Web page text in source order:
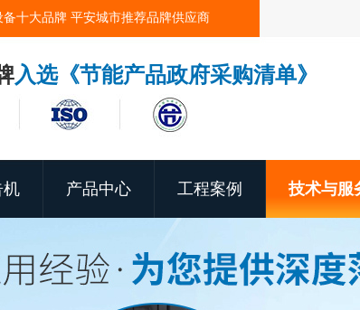
备十大品牌 平安城市推荐品牌供应商
入选《节能产品政府采购清单》
机 产品中心 工程案例 技术与服